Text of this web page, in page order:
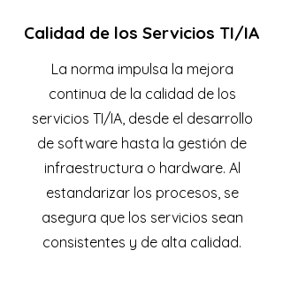
Calidad de los Servicios TI/IA
La norma impulsa la mejora
continua de la calidad de los
servicios TI/IA, desde el desarrollo
de software hasta la gestión de
infraestructura o hardware. Al
estandarizar los procesos, se
asegura que los servicios sean
consistentes y de alta calidad.